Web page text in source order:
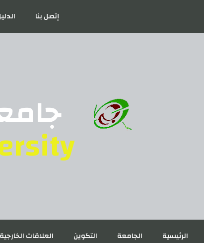
إتصل بنا
الرئيسية الجامعة التكوين